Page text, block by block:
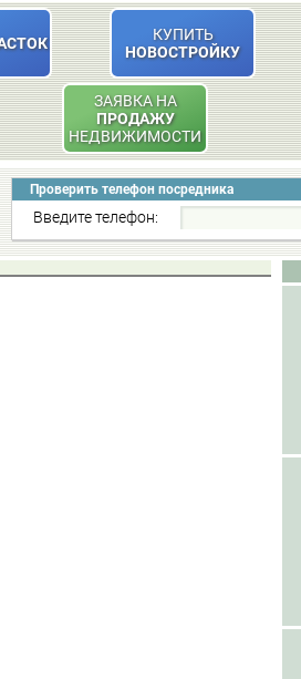
КУПИТЬ
НОВОСТРОЙКУ
ЗАЯВКА НА
ПРОДАЖУ
НЕДВИЖИМОСТИ
Проверить телефон посредника
Введите телефон: